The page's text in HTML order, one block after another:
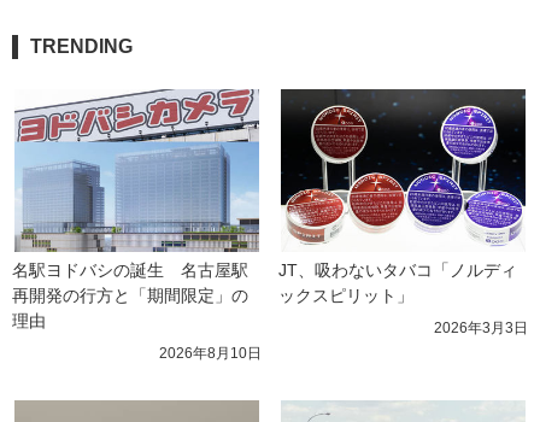
TRENDING
名駅ヨドバシの誕生　名古屋駅
再開発の行方と「期間限定」の
理由
2026年8月10日
JT、吸わないタバコ「ノルディ
ックスピリット」
2026年3月3日